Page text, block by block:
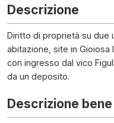
Descrizione
Diritto di proprietà su due
abitazione, site in Gioiosa
con ingresso dal vico
da un deposito.
Descrizione bene